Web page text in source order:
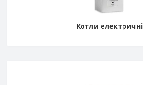
Котли електричні